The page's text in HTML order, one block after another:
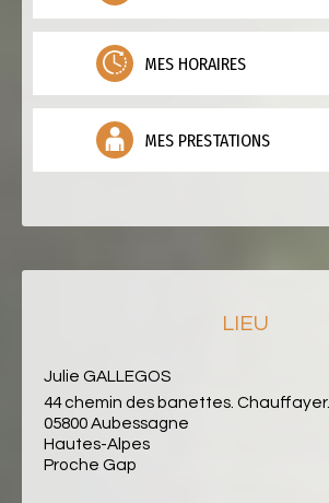
MES HORAIRES
MES PRESTATIONS
LIEU
Julie GALLEGOS
44 chemin des banettes. Chauffayer.
05800 Aubessagne
Hautes-Alpes
Proche Gap